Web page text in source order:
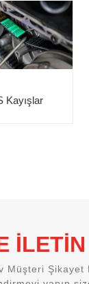
Kayışlar
İLETİN
Müşteri Şikayet